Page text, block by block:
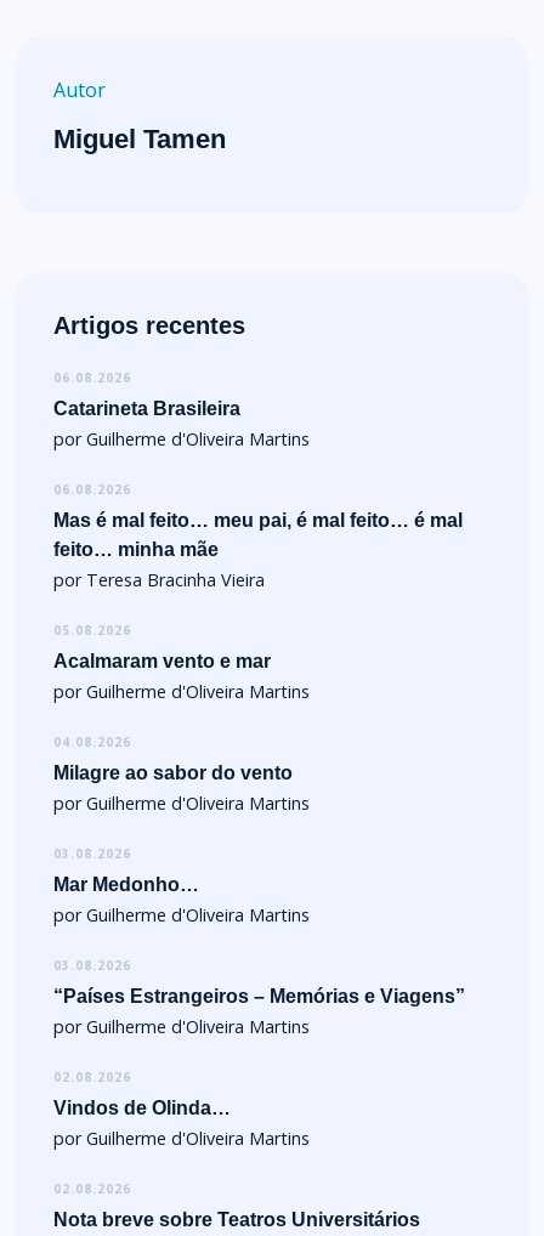
Autor
Miguel Tamen
Artigos recentes
06.08.2026
Catarineta Brasileira
por Guilherme d'Oliveira Martins
06.08.2026
Mas é mal feito… meu pai, é mal feito… é mal
feito… minha mãe
por Teresa Bracinha Vieira
05.08.2026
Acalmaram vento e mar
por Guilherme d'Oliveira Martins
04.08.2026
Milagre ao sabor do vento
por Guilherme d'Oliveira Martins
03.08.2026
Mar Medonho…
por Guilherme d'Oliveira Martins
03.08.2026
“Países Estrangeiros – Memórias e Viagens”
por Guilherme d'Oliveira Martins
02.08.2026
Vindos de Olinda…
por Guilherme d'Oliveira Martins
02.08.2026
Nota breve sobre Teatros Universitários